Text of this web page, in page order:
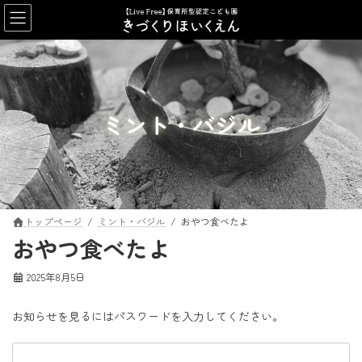
コ
ン
テ
ン
ツ
へ
ス
キ
ッ
プ
ナ
ビ
ゲ
ー
シ
ョ
ン
に
移
動
ミント・バジル
トップページ ミント・バジル おやつ食べたよ
おやつ食べたよ
2025年8月5日
お知らせを見るにはパスワードを入力してください。